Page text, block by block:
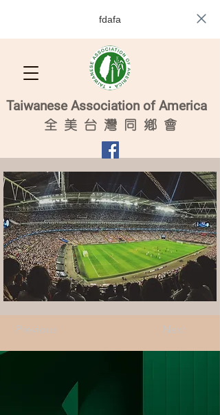
fdafa
Taiwanese Association of America
全 美 台 灣 同 鄉 會
Previous Next